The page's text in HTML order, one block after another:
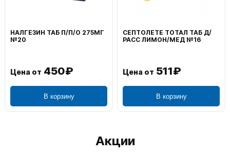
НАЛГЕЗИН ТАБ П/П/О 275МГ
№20
Цена от 450₽
В корзину
СЕПТОЛЕТЕ ТОТАЛ ТАБ Д/
РАСС ЛИМОН/МЕД №16
Цена от 511₽
В корзину
Акции